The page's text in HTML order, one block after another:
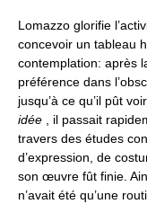
Lomazzo glorifie
concevoir un tableau
contemplation: après
préférence dans
jusqu’à ce qu’il pût
idée , il passait
travers des études
d’expression, de
son œuvre fût finie.
n’avait été qu’une